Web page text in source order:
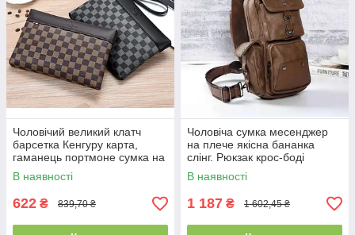
Чоловічий великий клатч
барсетка Кенгуру карта,
гаманець портмоне сумка на
ремінці
В наявності
622 ₴ 839,70 ₴
Чоловіча сумка месенджер
на плече якісна бананка
слінг. Рюкзак крос-боді
коричнева еко шкіра(PS)
В наявності
1 187 ₴ 1 602,45 ₴